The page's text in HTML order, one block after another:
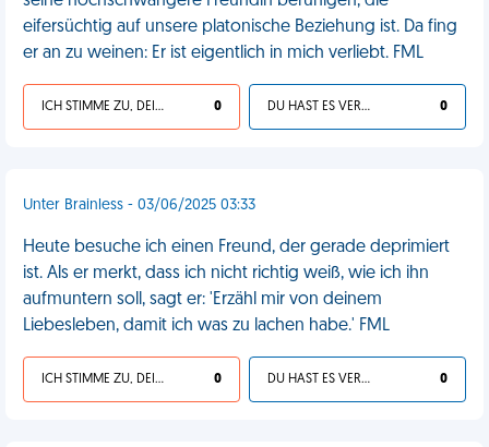
eifersüchtig auf unsere platonische Beziehung ist. Da fing
er an zu weinen: Er ist eigentlich in mich verliebt. FML
ICH STIMME ZU, DEIN LEBEN IST SCHEISSE 0 DU HAST ES VERDIENT 0
Unter Brainless - 03/06/2025 03:33
Heute besuche ich einen Freund, der gerade deprimiert
ist. Als er merkt, dass ich nicht richtig weiß, wie ich ihn
aufmuntern soll, sagt er: 'Erzähl mir von deinem
Liebesleben, damit ich was zu lachen habe.' FML
ICH STIMME ZU, DEIN LEBEN IST SCHEISSE 0 DU HAST ES VERDIENT 0